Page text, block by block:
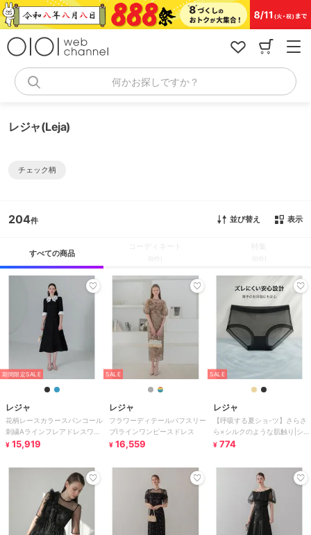
コ
ン
何かお探しですか？
レジャ(Leja)
チェック柄
204 並び替え 表示
すべての商品
(0件) (0件)
期間限定SALE
レジャ
花柄レースカラースパンコール
刺繍Aラインフレアドレスワン
ピース
¥ 15,919
SALE
レジャ
フラワーディテールパフスリー
ブIラインワンピースドレス
¥ 16,559
SALE
レジャ
【呼吸する夏ショ-ツ】さらさ
ら×シルクのような肌触り|シ-
ムレス極薄でラインが響きにく
¥ 774